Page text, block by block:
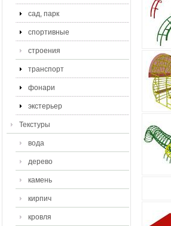
сад, парк
спортивные
строения
транспорт
фонари
экстерьер
Текстуры
вода
дерево
камень
кирпич
кровля